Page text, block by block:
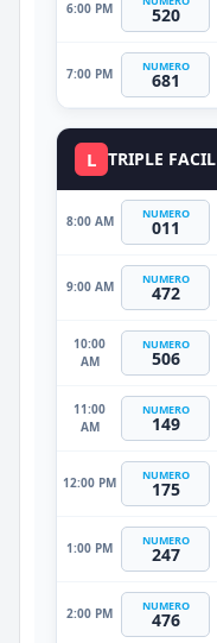
6:00 PM 520
7:00 PM NUMERO
681
L TRIPLE FACIL
8:00 AM NUMERO
011
9:00 AM NUMERO
472
10:00
AM
NUMERO
506
11:00
AM
NUMERO
149
12:00 PM NUMERO
175
1:00 PM NUMERO
247
2:00 PM NUMERO
476